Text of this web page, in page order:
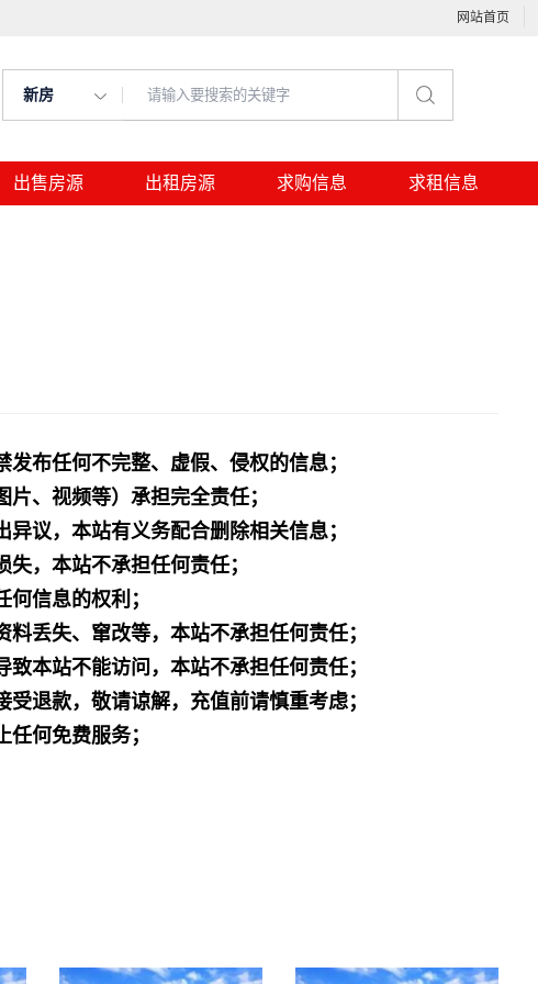
网站首页
新房
出售房源 出租房源 求购信息 求租信息
布任何不完整、虚假、侵权的信息；
、视频等）承担完全责任；
议，本站有义务配合删除相关信息；
，本站不承担任何责任；
信息的权利；
丢失、窜改等，本站不承担任何责任；
本站不能访问，本站不承担任何责任；
退款，敬请谅解，充值前请慎重考虑；
何免费服务；